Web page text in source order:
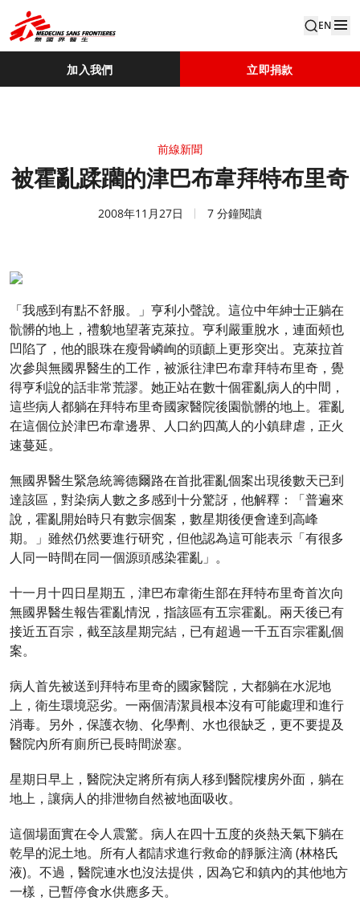
EN
加入我們 立即捐款
前線新聞
被霍亂蹂躪的津巴布韋拜特布里奇
2008年11月27日 7 分鐘閱讀
「我感到有點不舒服。」亨利小聲說。這位中年紳士正躺在
骯髒的地上，禮貌地望著克萊拉。亨利嚴重脫水，連面頰也
凹陷了，他的眼珠在瘦骨嶙峋的頭顱上更形突出。克萊拉首
次參與無國界醫生的工作，被派往津巴布韋拜特布里奇，覺
得亨利說的話非常荒謬。她正站在數十個霍亂病人的中間，
這些病人都躺在拜特布里奇國家醫院後園骯髒的地上。霍亂
在這個位於津巴布韋邊界、人口約四萬人的小鎮肆虐，正火
速蔓延。
無國界醫生緊急統籌德爾路在首批霍亂個案出現後數天已到
達該區，對染病人數之多感到十分驚訝，他解釋：「普遍來
說，霍亂開始時只有數宗個案，數星期後便會達到高峰
期。」雖然仍然要進行研究，但他認為這可能表示「有很多
人同一時間在同一個源頭感染霍亂」。
十一月十四日星期五，津巴布韋衛生部在拜特布里奇首次向
無國界醫生報告霍亂情況，指該區有五宗霍亂。兩天後已有
接近五百宗，截至該星期完結，已有超過一千五百宗霍亂個
案。
病人首先被送到拜特布里奇的國家醫院，大都躺在水泥地
上，衛生環境惡劣。一兩個清潔員根本沒有可能處理和進行
消毒。另外，保護衣物、化學劑、水也很缺乏，更不要提及
醫院內所有廁所已長時間淤塞。
星期日早上，醫院決定將所有病人移到醫院樓房外面，躺在
地上，讓病人的排泄物自然被地面吸收。
這個場面實在令人震驚。病人在四十五度的炎熱天氣下躺在
乾旱的泥土地。所有人都請求進行救命的靜脈注滴 (林格氏
液)。不過，醫院連水也沒法提供，因為它和鎮內的其他地方
一樣，已暫停食水供應多天。